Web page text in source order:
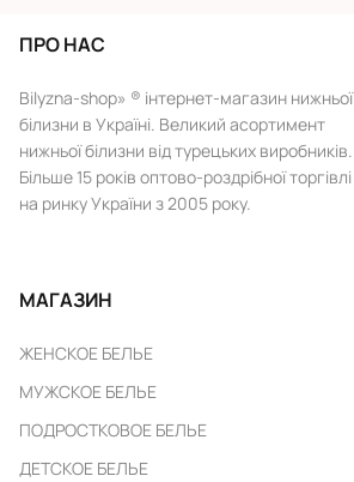
ПРО НАС
Bilyzna-shop» ® інтернет-магазин нижньої
білизни в Україні. Великий асортимент
нижньої білизни від турецьких виробників.
Більше 15 років оптово-роздрібної торгівлі
на ринку України з 2005 року.
МАГАЗИН
ЖЕНСКОЕ БЕЛЬЕ
МУЖСКОЕ БЕЛЬЕ
ПОДРОСТКОВОЕ БЕЛЬЕ
ДЕТСКОЕ БЕЛЬЕ